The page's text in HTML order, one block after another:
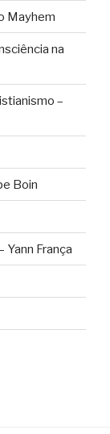
Mayhem
na
–
Boin
França